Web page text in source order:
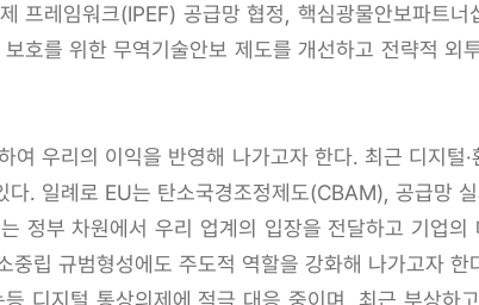
프레임워크(IPEF) 공급망 협정, 핵심광물안보파트
호를 위한 무역기술안보 제도를 개선하고 전략적 외
여 우리의 이익을 반영해 나가고자 한다. 최근 디지털
. 일례로 EU는 탄소국경조정제도(CBAM), 공급망
정부 차원에서 우리 업계의 입장을 전달하고 기업
중립 규범형성에도 주도적 역할을 강화해 나가고자
디지털 통상의제에 적극 대응 중이며, 최근 부상하